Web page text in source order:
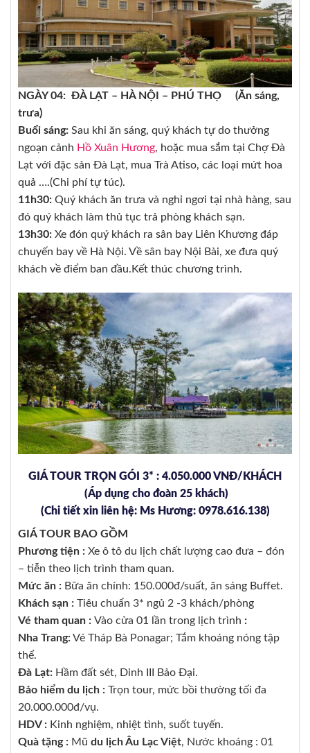
NGÀY 04: ĐÀ LẠT – HÀ NỘI – PHÚ THỌ (Ăn sáng,
trưa)
Buổi sáng: Sau khi ăn sáng, quý khách tự do thưởng
ngoạn cảnh Hồ Xuân Hương, hoặc mua sắm tại Chợ Đà
Lạt với đặc sản Đà Lạt, mua Trà Atiso, các loại mứt hoa
quả ….(Chi phí tự túc).
11h30: Quý khách ăn trưa và nghỉ ngơi tại nhà hàng, sau
đó quý khách làm thủ tục trả phòng khách sạn.
13h30: Xe đón quý khách ra sân bay Liên Khương đáp
chuyến bay về Hà Nội. Về sân bay Nội Bài, xe đưa quý
khách về điểm ban đầu.Kết thúc chương trình.
GIÁ TOUR TRỌN GÓI 3* : 4.050.000 VNĐ/KHÁCH
(Áp dụng cho đoàn 25 khách)
(Chi tiết xin liên hệ: Ms Hương: 0978.616.138)
GIÁ TOUR BAO GỒM
Phương tiện : Xe ô tô du lịch chất lượng cao đưa – đón
– tiễn theo lịch trình tham quan.
Mức ăn : Bữa ăn chính: 150.000đ/suất, ăn sáng Buffet.
Khách sạn : Tiêu chuẩn 3* ngủ 2 -3 khách/phòng
Vé tham quan : Vào cửa 01 lần trong lịch trình :
Nha Trang:Vé Tháp Bà Ponagar; Tắm khoáng nóng tập
thể.
Đà Lạt: Hầm đất sét, Dinh III Bảo Đại.
Bảo hiểm du lịch : Trọn tour, mức bồi thường tối đa
20.000.000đ/vụ.
HDV : Kinh nghiệm, nhiệt tình, suốt tuyến.
Quà tặng : Mũ du lịch Âu Lạc Việt, Nước khoáng : 01